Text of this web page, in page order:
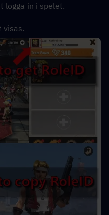
logga in i spelet.
visas.